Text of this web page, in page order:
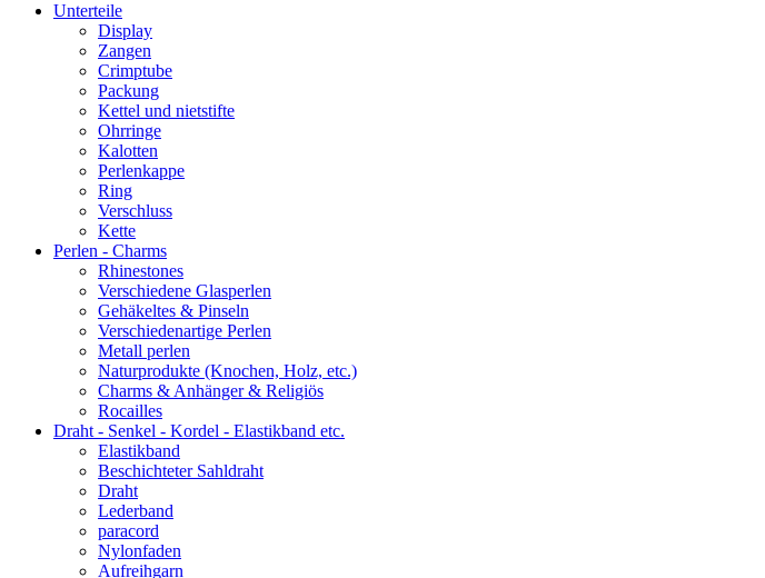
Unterteile
Display
Zangen
Crimptube
Packung
Kettel und nietstifte
Ohrringe
Kalotten
Perlenkappe
Ring
Verschluss
Kette
Perlen - Charms
Rhinestones
Verschiedene Glasperlen
Gehäkeltes & Pinseln
Verschiedenartige Perlen
Metall perlen
Naturprodukte (Knochen, Holz, etc.)
Charms & Anhänger & Religiös
Rocailles
Draht - Senkel - Kordel - Elastikband etc.
Elastikband
Beschichteter Sahldraht
Draht
Lederband
paracord
Nylonfaden
Aufreihgarn